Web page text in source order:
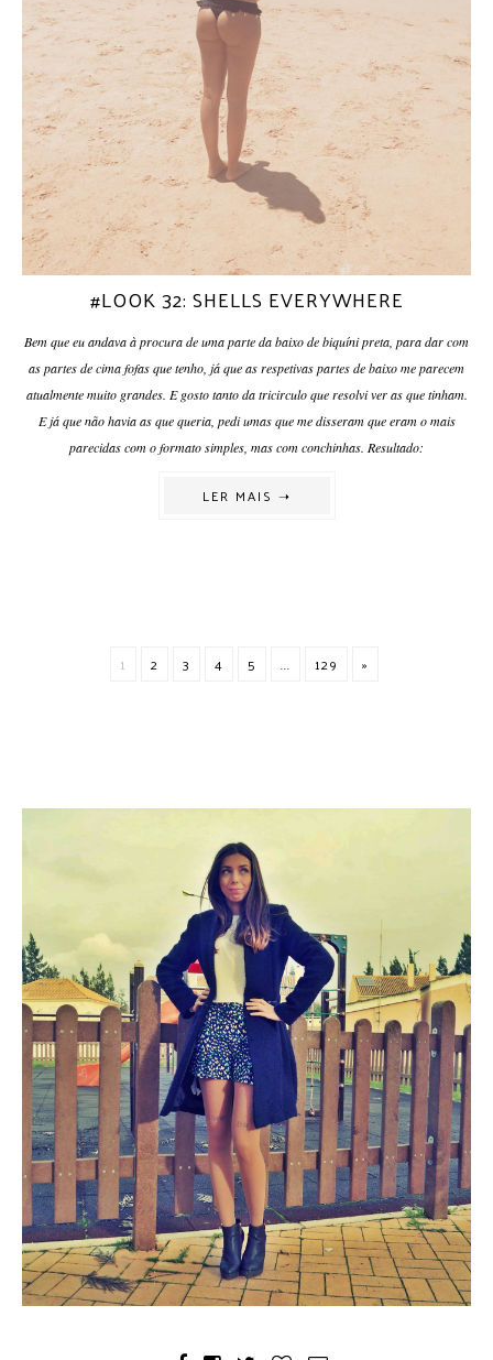
#LOOK 32: SHELLS EVERYWHERE
Bem que eu andava à procura de uma parte da baixo de biquíni preta, para dar com
as partes de cima fofas que tenho, já que as respetivas partes de baixo me parecem
atualmente muito grandes. E gosto tanto da tricirculo que resolvi ver as que tinham.
E já que não havia as que queria, pedi umas que me disseram que eram o mais
parecidas com o formato simples, mas com conchinhas. Resultado:
LER MAIS ➝
1 2 3 4 5 ... 129 »